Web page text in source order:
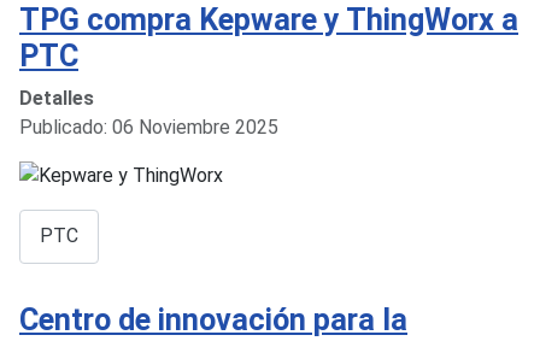
TPG compra Kepware y ThingWorx a
PTC
Detalles
Publicado: 06 Noviembre 2025
PTC
Centro de innovación para la